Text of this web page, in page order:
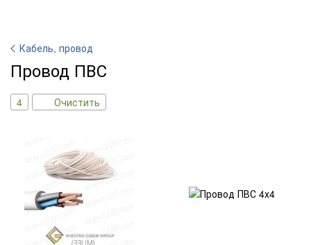
Кабель, провод
Провод ПВС
4 Очистить